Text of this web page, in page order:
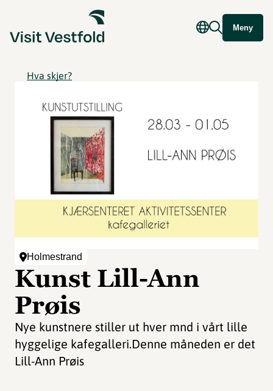
Meny
Hva skjer?
Holmestrand
Kunst Lill-Ann
Prøis
Nye kunstnere stiller ut hver mnd i vårt lille
hyggelige kafegalleri.Denne måneden er det
Lill-Ann Prøis